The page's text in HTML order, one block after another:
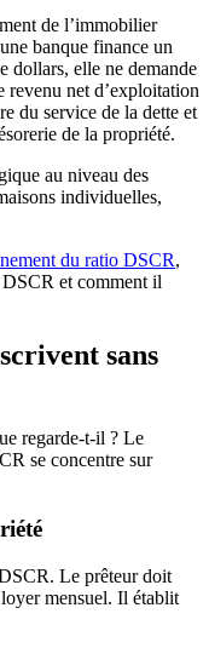
de l’immobilier
banque finance un
dollars, elle ne demande
revenu net d’exploitation
du service de la dette et
de la propriété.
au niveau des
individuelles,
du ratio DSCR,
DSCR et comment il
sans
regarde-t-il ? Le
se concentre sur
Le prêteur doit
mensuel. Il établit